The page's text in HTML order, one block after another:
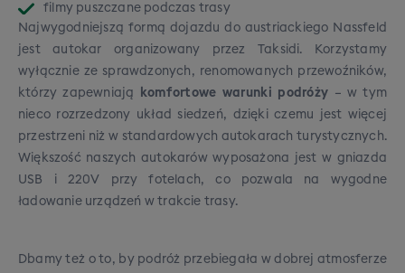
filmy puszczane podczas trasy
Najwygodniejszą formą dojazdu do austriackiego Nassfeld
jest autokar organizowany przez Taksidi. Korzystamy
wyłącznie ze sprawdzonych, renomowanych przewoźników,
którzy zapewniają
komfortowe warunki podróży – w tym
nieco rozrzedzony układ siedzeń, dzięki czemu jest więcej
przestrzeni niż w standardowych autokarach turystycznych.
Większość naszych autokarów wyposażona jest w gniazda
USB i 220V przy fotelach, co pozwala na wygodne
ładowanie urządzeń w trakcie trasy.
Dbamy też o to, by podróż przebiegała w dobrej atmosferze